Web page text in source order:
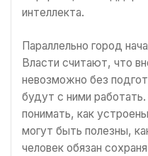
интеллекта.
Параллельно город
Власти считают, что
невозможно без
будут с ними
понимать, как
могут быть полезны,
человек обязан